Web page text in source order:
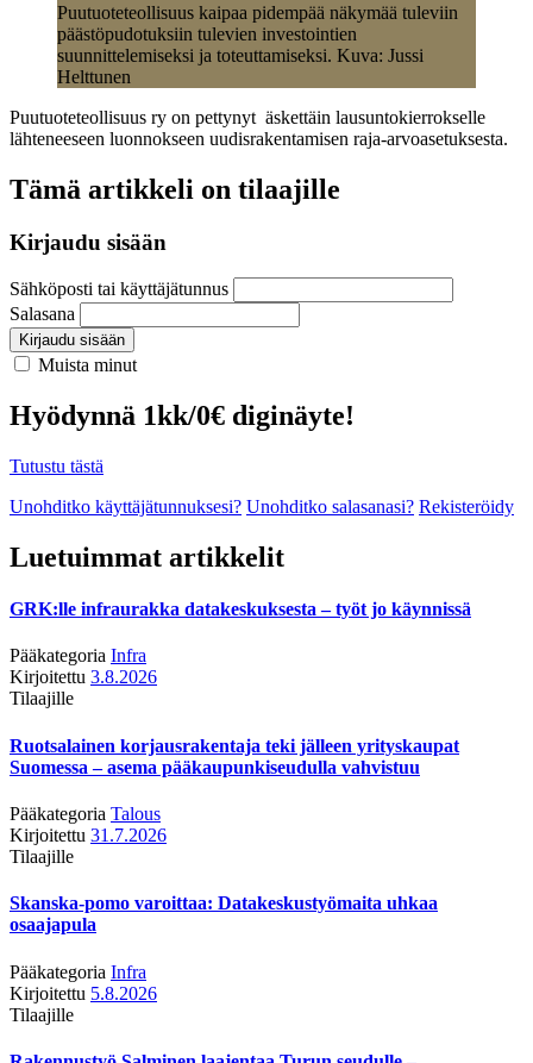
Puutuoteteollisuus kaipaa pidempää näkymää tuleviin
päästöpudotuksiin tulevien investointien
suunnittelemiseksi ja toteuttamiseksi. Kuva: Jussi
Helttunen
Puutuoteteollisuus ry on pettynyt äskettäin lausuntokierrokselle
lähteneeseen luonnokseen uudisrakentamisen raja-arvoasetuksesta.
Tämä artikkeli on tilaajille
Kirjaudu sisään
Sähköposti tai käyttäjätunnus
Salasana
Kirjaudu sisään
Muista minut
Hyödynnä 1kk/0€ diginäyte!
Tutustu tästä
Unohditko käyttäjätunnuksesi? Unohditko salasanasi? Rekisteröidy
Luetuimmat artikkelit
GRK:lle infraurakka datakeskuksesta – työt jo käynnissä
Pääkategoria Infra
Kirjoitettu 3.8.2026
Tilaajille
Ruotsalainen korjausrakentaja teki jälleen yrityskaupat
Suomessa – asema pääkaupunkiseudulla vahvistuu
Pääkategoria Talous
Kirjoitettu 31.7.2026
Tilaajille
Skanska-pomo varoittaa: Datakeskustyömaita uhkaa
osaajapula
Pääkategoria Infra
Kirjoitettu 5.8.2026
Tilaajille